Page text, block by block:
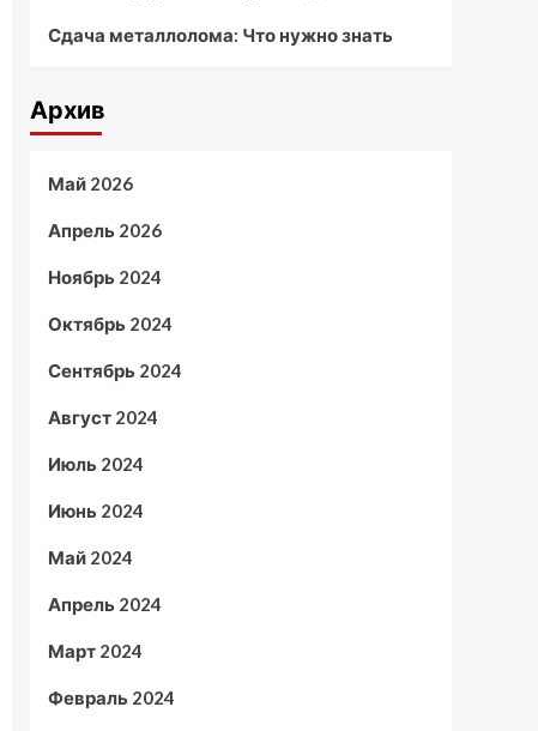
Сдача металлолома: Что нужно знать
Архив
Май 2026
Апрель 2026
Ноябрь 2024
Октябрь 2024
Сентябрь 2024
Август 2024
Июль 2024
Июнь 2024
Май 2024
Апрель 2024
Март 2024
Февраль 2024